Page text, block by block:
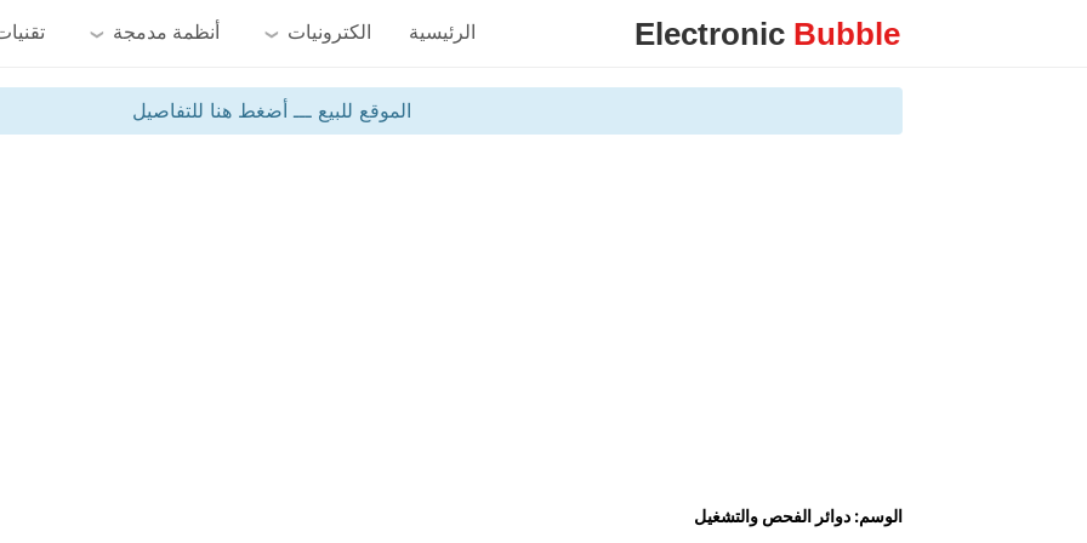
Electronic Bubble الرئيسية الكترونيات أنظمة مدمجة
الموقع للبيع ـــ أضغط هنا للتفاصيل
الوسم: دوائر الفحص والتشغيل